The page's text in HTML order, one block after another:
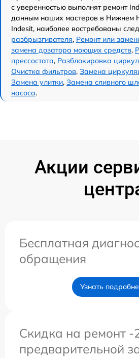
с уверенностью выполнят ремонт
данным наших мастеров в Нижнем
Indesit, наиболее востребованы
разбрызгивателя, Ремонт или
замена дозатора моющих средств,
прессостата, Разблокировка
Очистка фильтров, Замена
Замена улитки, Замена сливного
насоса.
Акции
Бесплатная
обращения
Узнать
Скидка на ремонт -
предварительной